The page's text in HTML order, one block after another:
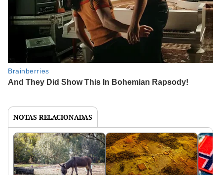
NOTAS RELACIONADAS